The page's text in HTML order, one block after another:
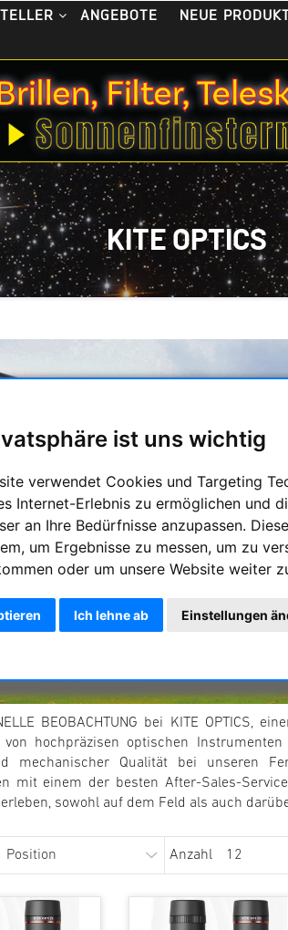
ist uns wichtig
verwendet Cookies und Targeting
Internet-Erlebnis zu ermöglichen und
an Ihre Bedürfnisse anzupassen.
um Ergebnisse zu messen, um zu
oder um unsere Website weiter
Ich lehne ab Einstellungen
ANGEBOTE NEUE
KITE OPTICS
BEOBACHTUNG bei KITE
von hochpräzisen optischen
mechanischer Qualität bei unseren
mit einem der besten After-Sales-
sowohl auf dem Feld als auch
Anzahl